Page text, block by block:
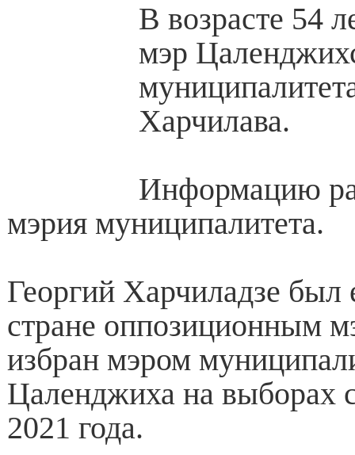
В возрасте 54
мэр
Харчилава.
Информацию
мэрия муниципалитета.
Георгий Харчиладзе
стране оппозиционным
избран мэром
Цаленджиха на выборах
2021 года.